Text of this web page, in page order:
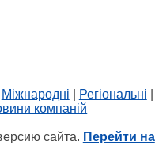
Міжнародні Регіональні
компаній
сайта. Перейти на